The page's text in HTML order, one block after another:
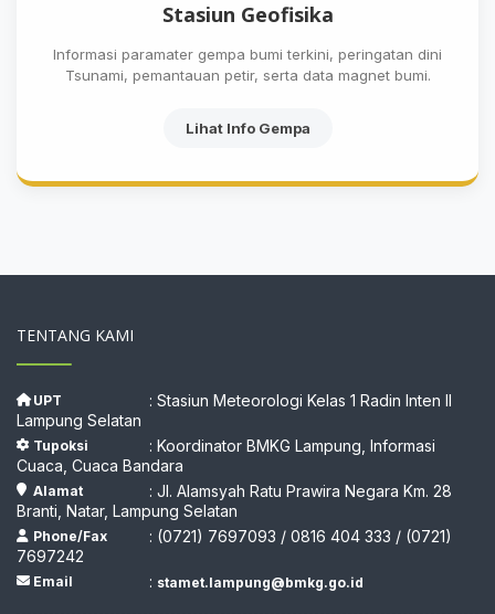
Stasiun Geofisika
Informasi paramater gempa bumi terkini, peringatan dini
Tsunami, pemantauan petir, serta data magnet bumi.
Lihat Info Gempa
TENTANG KAMI
UPT
: Stasiun Meteorologi Kelas 1 Radin Inten II
Lampung Selatan
Tupoksi
: Koordinator BMKG Lampung, Informasi
Cuaca, Cuaca Bandara
Alamat
: Jl. Alamsyah Ratu Prawira Negara Km. 28
Branti, Natar, Lampung Selatan
Phone/Fax
: (0721) 7697093 / 0816 404 333 / (0721)
7697242
Email : stamet.lampung@bmkg.go.id